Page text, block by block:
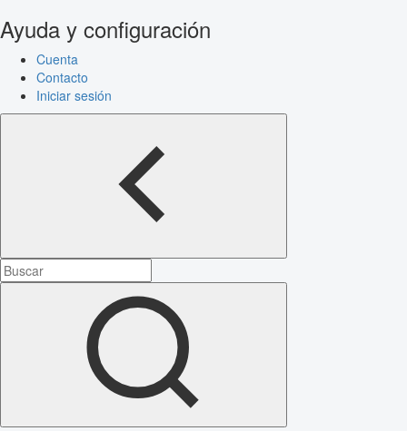
Ayuda y configuración
Cuenta
Contacto
Iniciar sesión